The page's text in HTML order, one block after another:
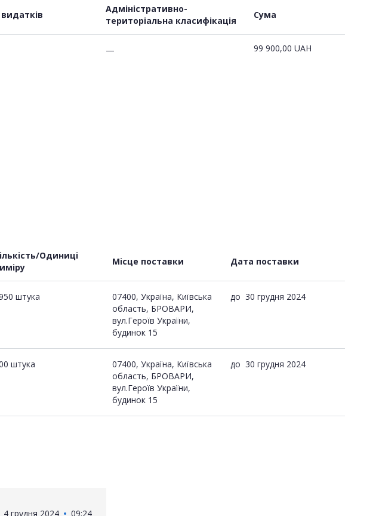
Адміністративно-
територіальна класифікація
Сума
— 99 900,00 UAH
Одиниці
Місце поставки Дата поставки
штука
07400, Україна, Київська
область, БРОВАРИ,
вул.Героїв України,
будинок 15
до 30 грудня 2024
штука
07400, Україна, Київська
область, БРОВАРИ,
вул.Героїв України,
будинок 15
до 30 грудня 2024
4 грудня 2024 09:24